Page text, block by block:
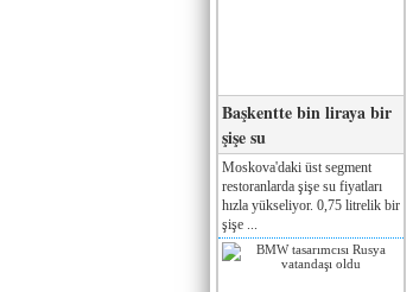
Başkentte bin liraya bir
şişe su
Moskova'daki üst segment
restoranlarda şişe su fiyatları
hızla yükseliyor. 0,75 litrelik bir
şişe ...